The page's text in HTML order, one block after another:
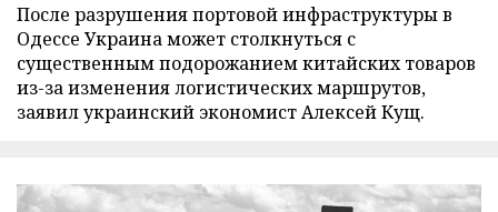
После разрушения портовой инфраструктуры в
Одессе Украина может столкнуться с
существенным подорожанием китайских товаров
из-за изменения логистических маршрутов,
заявил украинский экономист Алексей Кущ.